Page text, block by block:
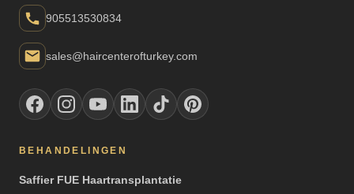
905513530834
sales@haircenterofturkey.com
BEHANDELINGEN
Saffier FUE Haartransplantatie